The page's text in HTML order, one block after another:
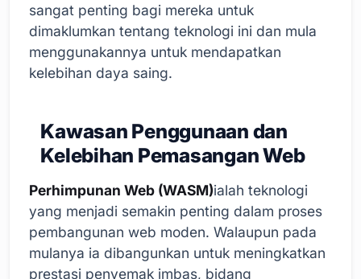
sangat penting bagi mereka untuk
dimaklumkan tentang teknologi ini dan mula
menggunakannya untuk mendapatkan
kelebihan daya saing.
Kawasan Penggunaan dan
Kelebihan Pemasangan Web
Perhimpunan Web (WASM)ialah teknologi
yang menjadi semakin penting dalam proses
pembangunan web moden. Walaupun pada
mulanya ia dibangunkan untuk meningkatkan
prestasi penyemak imbas, bidang